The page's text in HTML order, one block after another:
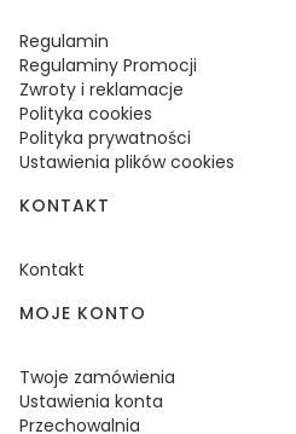
Regulamin
Regulaminy Promocji
Zwroty i reklamacje
Polityka cookies
Polityka prywatności
Ustawienia plików cookies
KONTAKT
Kontakt
MOJE KONTO
Twoje zamówienia
Ustawienia konta
Przechowalnia